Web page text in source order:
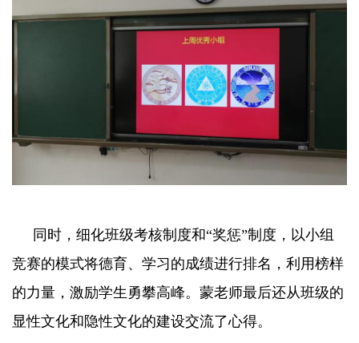
同时，细化班级考核制度和“奖惩”制度，以小组
竞赛的模式将德育、学习的成绩进行排名，利用榜样
的力量，激励学生勇攀高峰。蒙老师最后还从班级的
显性文化和隐性文化的建设交流了心得。